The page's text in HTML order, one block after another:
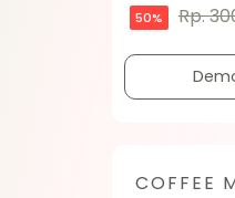
50% Rp.
COFFEE